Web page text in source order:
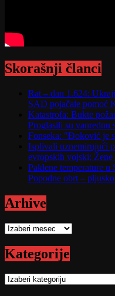
Skorašnji članci
Rat – dan 1.624:
SAD pojačale pomoć
Katastrofa: Bukte
Proglasili su
Fonseka: "Đoković je
Isplivali uznemirujući
evropskih vojski;
Paklene temperature
Popodne obrt –
Arhive
Arhive
Kategorije
Kategorije